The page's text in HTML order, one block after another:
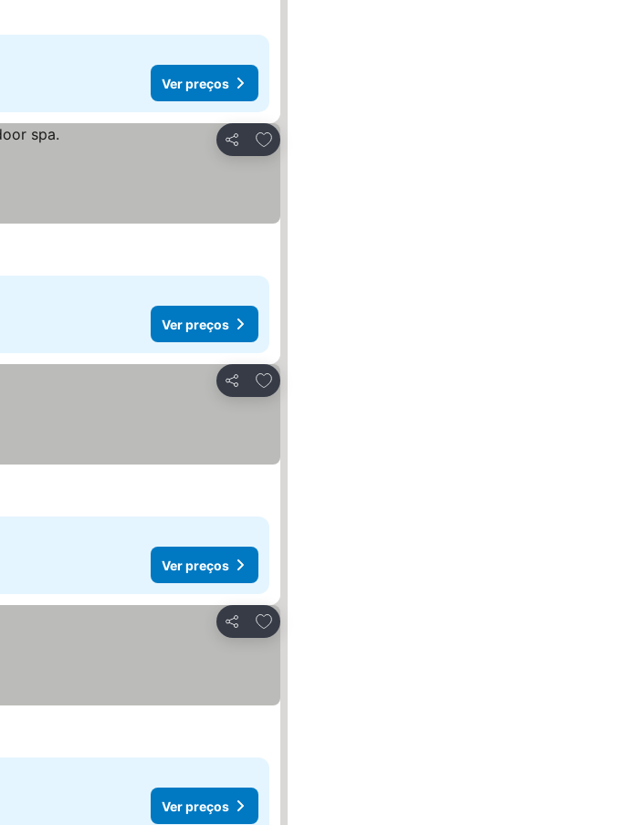
Ver preços
Partilhar
Adicionar aos favoritos
Ver preços
Partilhar
Adicionar aos favoritos
Ver preços
Partilhar
Adicionar aos favoritos
Ver preços